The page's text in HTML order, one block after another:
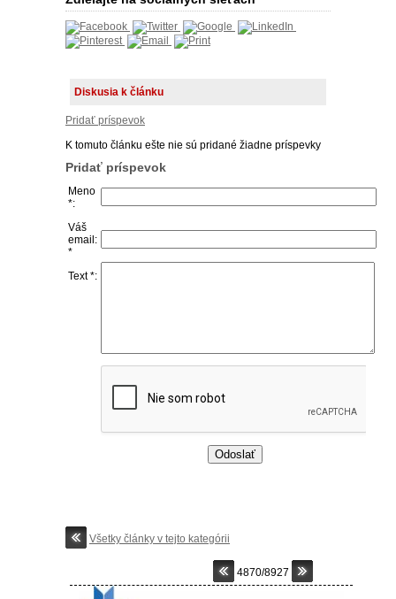
Diskusia k článku
Pridať príspevok
K tomuto článku ešte nie sú pridané žiadne príspevky
Pridať príspevok
Meno
*:
Váš
email:
*
Text *:
Všetky články v tejto kategórii
4870/8927